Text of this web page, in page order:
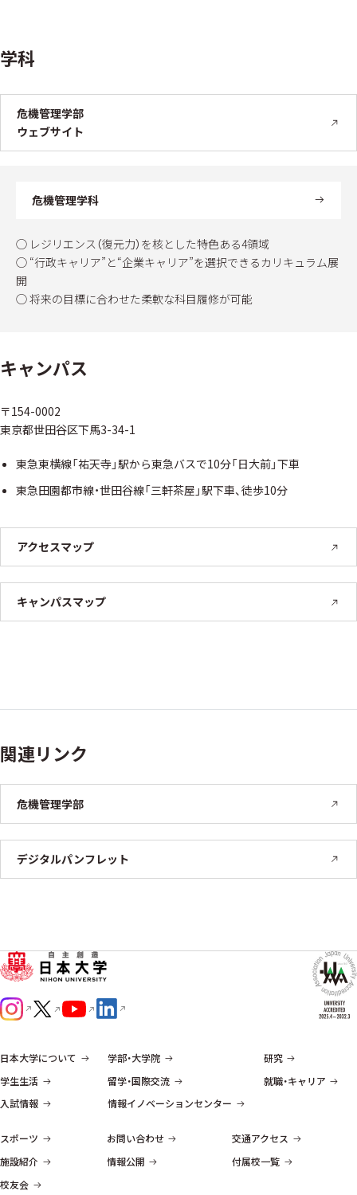
学科
危機管理学部
ウェブサイト
危機管理学科
◯ レジリエンス（復元力）を核とした特色ある4領域
◯ “行政キャリア”と“企業キャリア”を選択できるカリキュラム展
開
◯ 将来の目標に合わせた柔軟な科目履修が可能
キャンパス
〒154-0002
東京都世田谷区下馬3-34-1
東急東横線「祐天寺」駅から東急バスで10分「日大前」下車
東急田園都市線・世田谷線「三軒茶屋」駅下車、徒歩10分
アクセスマップ
キャンパスマップ
関連リンク
危機管理学部
デジタルパンフレット
日本大学について 学部・大学院
研究
学生生活
留学・国際交流
就職・キャリア
入試情報
情報イノベーションセンター
スポーツ お問い合わせ
交通アクセス
施設紹介
情報公開
付属校一覧
校友会